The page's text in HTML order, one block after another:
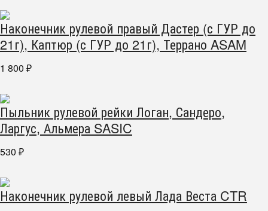
Наконечник рулевой правый Дастер (с ГУР до
21г), Каптюр (с ГУР до 21г), Террано ASAM
1 800 ₽
Пыльник рулевой рейки Логан, Сандеро,
Ларгус, Альмера SASIC
530 ₽
Наконечник рулевой левый Лада Веста CTR